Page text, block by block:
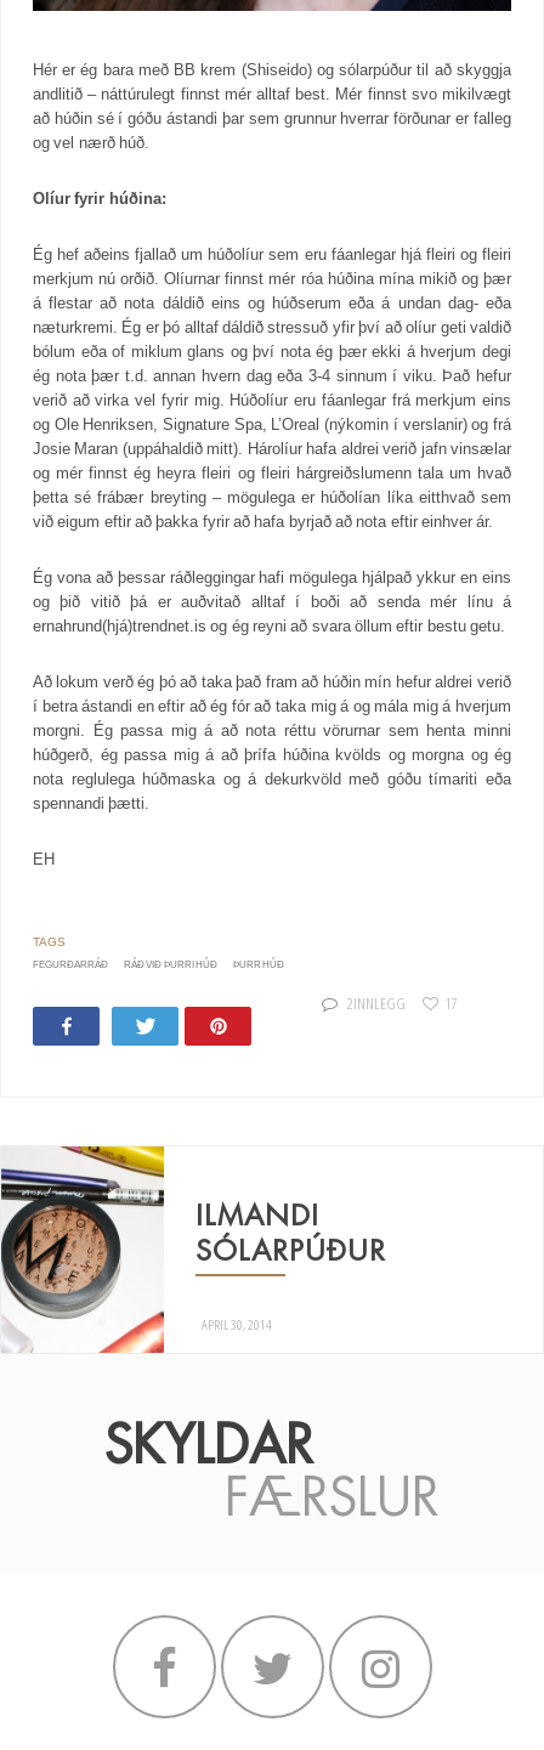
Hér er ég bara með BB krem (Shiseido) og sólarpúður til að skyggja
andlitið – náttúrulegt finnst mér alltaf best. Mér finnst svo mikilvægt
að húðin sé í góðu ástandi þar sem grunnur hverrar förðunar er falleg
og vel nærð húð.
Olíur fyrir húðina:
Ég hef aðeins fjallað um húðolíur sem eru fáanlegar hjá fleiri og fleiri
merkjum nú orðið. Olíurnar finnst mér róa húðina mína mikið og þær
á flestar að nota dáldið eins og húðserum eða á undan dag- eða
næturkremi. Ég er þó alltaf dáldið stressuð yfir því að olíur geti valdið
bólum eða of miklum glans og því nota ég þær ekki á hverjum degi
ég nota þær t.d. annan hvern dag eða 3-4 sinnum í viku. Það hefur
verið að virka vel fyrir mig. Húðolíur eru fáanlegar frá merkjum eins
og Ole Henriksen, Signature Spa, L’Oreal (nýkomin í verslanir) og frá
Josie Maran (uppáhaldið mitt). Hárolíur hafa aldrei verið jafn vinsælar
og mér finnst ég heyra fleiri og fleiri hárgreiðslumenn tala um hvað
þetta sé frábær breyting – mögulega er húðolían líka eitthvað sem
við eigum eftir að þakka fyrir að hafa byrjað að nota eftir einhver ár.
Ég vona að þessar ráðleggingar hafi mögulega hjálpað ykkur en eins
og þið vitið þá er auðvitað alltaf í boði að senda mér línu á
ernahrund(hjá)trendnet.is og ég reyni að svara öllum eftir bestu getu.
Að lokum verð ég þó að taka það fram að húðin mín hefur aldrei verið
í betra ástandi en eftir að ég fór að taka mig á og mála mig á hverjum
morgni. Ég passa mig á að nota réttu vörurnar sem henta minni
húðgerð, ég passa mig á að þrífa húðina kvölds og morgna og ég
nota reglulega húðmaska og á dekurkvöld með góðu tímariti eða
spennandi þætti.
EH
FEGURÐARRÁÐ RÁÐ VIÐ ÞURRI HÚÐ ÞURR HÚÐ
Tweet
2 INNLEGG 17
ILMANDI
SÓLARPÚÐUR
APRIL 30, 2014
SKYLDAR
FÆRSLUR